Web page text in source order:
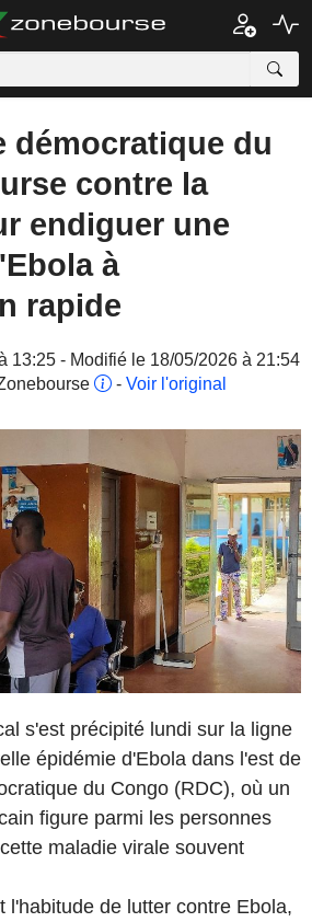
démocratique du
contre la
endiguer une
à
rapide
13:25 - Modifié le 18/05/2026 à 21:54
- Voir l'original
s'est précipité lundi sur la ligne
épidémie d'Ebola dans l'est de
du Congo (RDC), où un
figure parmi les personnes
maladie virale souvent
l'habitude de lutter contre Ebola,